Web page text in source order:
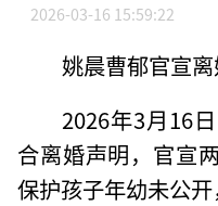
2026-03-16 15:59:22
姚晨曹郁官宣
2026年3月16
合离婚声明，官宣
保护孩子年幼未公开